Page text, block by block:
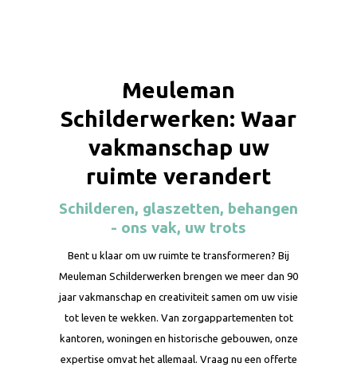
Meuleman
Schilderwerken: Waar
vakmanschap uw
ruimte verandert
Schilderen, glaszetten, behangen
- ons vak, uw trots
Bent u klaar om uw ruimte te transformeren? Bij
Meuleman Schilderwerken brengen we meer dan 90
jaar vakmanschap en creativiteit samen om uw visie
tot leven te wekken. Van zorgappartementen tot
kantoren, woningen en historische gebouwen, onze
expertise omvat het allemaal. Vraag nu een offerte